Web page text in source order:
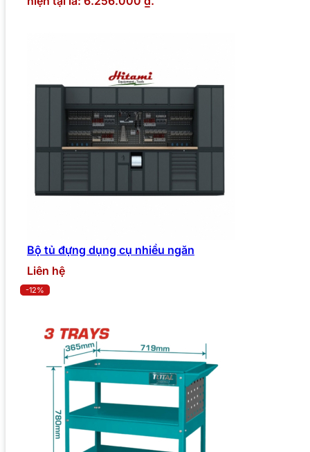
Bộ tủ đựng dụng cụ nhiều ngăn
Liên hệ
-12%